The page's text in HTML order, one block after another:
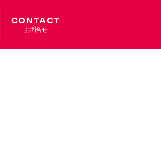
CONTACT
お問合せ